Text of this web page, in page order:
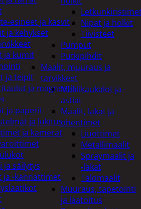
Nipat ja holkit
Tiivisteet
Pumput
Putkipihdit
Maalit, muuraus ja
tarvikkeet
Maalikaukalot ja -
astiat
Maalit, lakat ja
ohentimet
Liuottimet
Metallimaalit
Spraymaalit ja
-lakat
Talomaalit
Muuraus, tapetointi
ja laatoitus
esineet ja kasvit
ja kehykset
ja kumit
ja teipit
ja magneetit
ja paperit
ja lukitus
ja kamerat
ja säilytys
ja -kannattimet